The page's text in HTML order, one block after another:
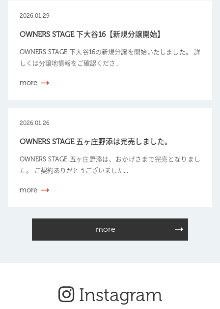
2026.01.29
OWNERS STAGE 下大谷16【新規分譲開始】
OWNERS STAGE 下大谷16の新規分譲を開始いたしました。 詳
しくは分譲地情報をご確認くださ...
more
2026.01.26
OWNERS STAGE 五ヶ庄野添は完売しました。
OWNERS STAGE 五ヶ庄野添は、おかげさまで完売となりまし
た。 ご契約ありがとうございました...
more
more
Instagram